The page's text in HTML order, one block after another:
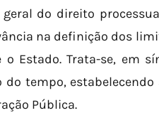
do direito
na definição dos
Estado. Trata-se, em
tempo,
Pública.